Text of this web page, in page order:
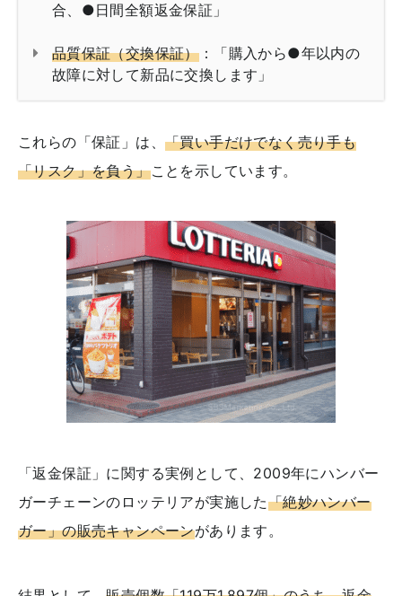
合、●日間全額返金保証」
品質保証（交換保証）：「購入から●年以内の
故障に対して新品に交換します」
これらの「保証」は、 「買い手だけでなく売り手も
「リスク」を負う」ことを示しています。
「返金保証」に関する実例として、2009年にハンバー
ガーチェーンのロッテリアが実施した「絶妙ハンバー
ガー」の販売キャンペーンがあります。